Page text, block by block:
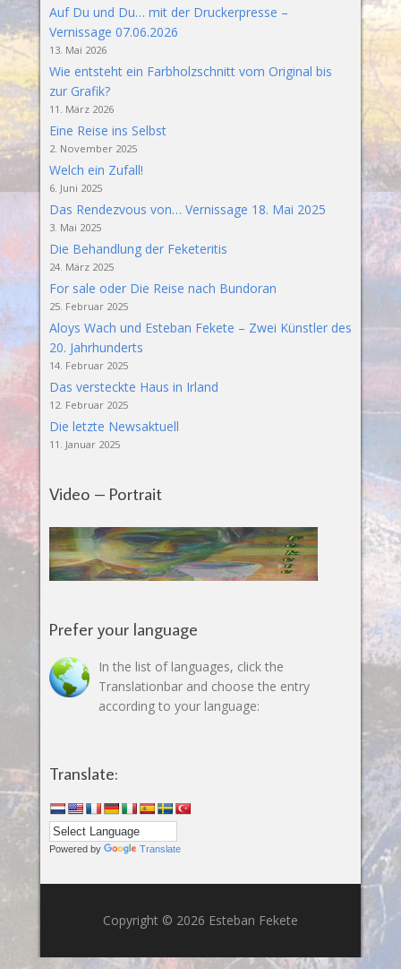
Auf Du und Du… mit der Druckerpresse –
Vernissage 07.06.2026
13. Mai 2026
Wie entsteht ein Farbholzschnitt vom Original bis
zur Grafik?
11. März 2026
Eine Reise ins Selbst
2. November 2025
Welch ein Zufall!
6. Juni 2025
Das Rendezvous von… Vernissage 18. Mai 2025
3. Mai 2025
Die Behandlung der Feketeritis
24. März 2025
For sale oder Die Reise nach Bundoran
25. Februar 2025
Aloys Wach und Esteban Fekete – Zwei Künstler des
20. Jahrhunderts
14. Februar 2025
Das versteckte Haus in Irland
12. Februar 2025
Die letzte Newsaktuell
11. Januar 2025
Video – Portrait
Prefer your language
In the list of languages, click the
Translationbar and choose the entry
according to your language:
Translate:
Powered by Translate
Copyright © 2026 Esteban Fekete